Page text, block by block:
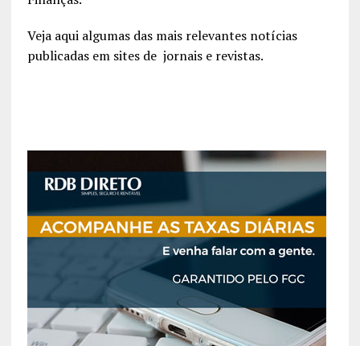
Veja aqui algumas das mais relevantes notícias
publicadas em sites de jornais e revistas.